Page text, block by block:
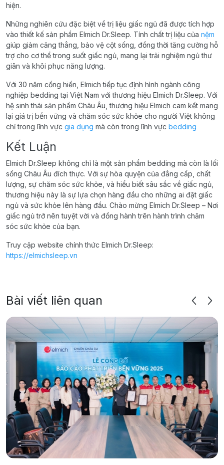
hiện.
Những nghiên cứu đặc biệt về trị liệu giấc ngủ đã được tích hợp
vào thiết kế sản phẩm Elmich Dr.Sleep. Tính chất trị liệu của nệm
giúp giảm căng thẳng, bảo vệ cột sống, đồng thời tăng cường hỗ
trợ cho cơ thể trong suốt giấc ngủ, mang lại trải nghiệm ngủ thư
giãn và khôi phục năng lượng.
Với 30 năm cống hiến, Elmich tiếp tục định hình ngành công
nghiệp bedding tại Việt Nam với thương hiệu Elmich Dr.Sleep. Với
hệ sinh thái sản phẩm Châu Âu, thương hiệu Elmich cam kết mang
lại giá trị bền vững và chăm sóc sức khỏe cho người Việt không
chỉ trong lĩnh vực gia dụng mà còn trong lĩnh vực bedding
Kết Luận
Elmich Dr.Sleep không chỉ là một sản phẩm bedding mà còn là lối
sống Châu Âu đích thực. Với sự hòa quyện của đẳng cấp, chất
lượng, sự chăm sóc sức khỏe, và hiểu biết sâu sắc về giấc ngủ,
thương hiệu này là sự lựa chọn hàng đầu cho những ai đặt giấc
ngủ và sức khỏe lên hàng đầu. Chào mừng Elmich Dr.Sleep – Nơi
giấc ngủ trở nên tuyệt vời và đồng hành trên hành trình chăm
sóc sức khỏe của bạn.
Truy cập website chính thức Elmich Dr.Sleep:
https://elmichsleep.vn
Bài viết liên quan